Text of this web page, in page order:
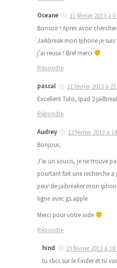
Oceane
11 février 2013 à
Bonsoir ! Apres avoir
Jaikbreak mon Iphone je suis
j’ai reussi ! Bref merci
Répondre
pascal
11 février 2013 à
Excellent Tuto, Ipad 2
Répondre
Audrey
12 février 2013 à
Bonjour,
J’ai un soucis, je ne trouve
pourtant fait une recherche a
peur de jaibreaker mon
ligne avec gs.apple
Merci pour votre aide
Répondre
hind
19 février 2013 à
tu clics sur le Finder et tu